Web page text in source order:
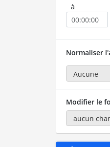
à
Normaliser
Modifier le